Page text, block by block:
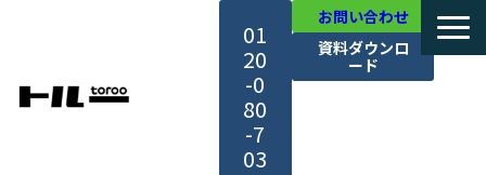
01
20
-0
80
-7
03
お問い合わせ
資料ダウンロ
ード